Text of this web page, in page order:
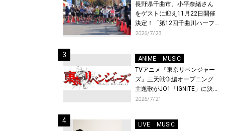
長野県千曲市、小平奈緒さん
をゲストに迎え11月22日開催
決定！「第12回千曲川ハーフ
マラソン」エントリー受付開
2026/7/23
ANIME
MUSIC
TVアニメ『東京リベンジャー
ズ』三天戦争編オープニング
主題歌がJO1「IGNITE」に決
定！メンバー全員から喜びと
先行上映会を開催！
2026/7/21
LIVE
MUSIC